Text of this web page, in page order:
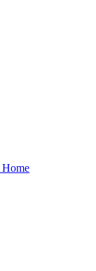
Home